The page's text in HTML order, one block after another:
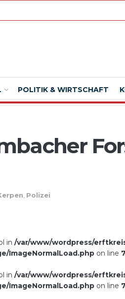
POLITIK & WIRTSCHAFT
Polizei
in /var/www/wordpress/
ImageNormalLoad.php on line
in /var/www/wordpress/
ImageNormalLoad.php on line